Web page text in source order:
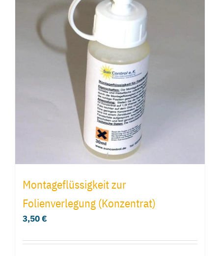
Montageflüssigkeit zur
Folienverlegung (Konzentrat)
3,50€